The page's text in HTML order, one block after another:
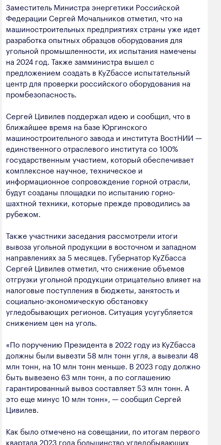
Заместитель Министра энергетики Российской
Федерации Сергей Мочальников отметил, что на
машиностроительных предприятиях страны уже идет
разработка опытных образцов оборудования для
угольной промышленности, их испытания намечены
на 2024 год. Также замминистра вышел с
предложением создать в КуZбассе испытательный
центр для проверки российского оборудования на
промбезопасность.
Сергей Цивилев поддержал идею и сообщил, что в
ближайшее время на базе Юргинского
машиностроительного завода и института ВостНИИ —
единственного отраслевого института со 100%
государственным участием, который обеспечивает
комплексное научное, техническое и
информационное сопровождение горной отрасли,
будут созданы площадки по испытанию горно-
шахтной техники, которые прежде проводились за
рубежом.
Также участники заседания рассмотрели итоги
вывоза угольной продукции в восточном и западном
направлениях за 5 месяцев. Губернатор КуZбасса
Сергей Цивилев отметил, что снижение объемов
отгрузки угольной продукции отрицательно влияет на
налоговые поступления в бюджеты, занятость и
социально-экономическую обстановку
угледобывающих регионов. Ситуация усугубляется
снижением цен на уголь.
«По поручению Президента в 2022 году из КуZбасса
должны были вывезти 58 млн тонн угля, а вывезли 48
млн тонн, на 10 млн тонн меньше. В 2023 году должно
быть вывезено 63 млн тонн, а по соглашению
гарантированный вывоз составляет 53 млн тонн. А
это еще минус 10 млн тонн», — сообщил Сергей
Цивилев.
Как было отмечено на совещании, по итогам первого
квартала 2023 года большинство угледобывающих